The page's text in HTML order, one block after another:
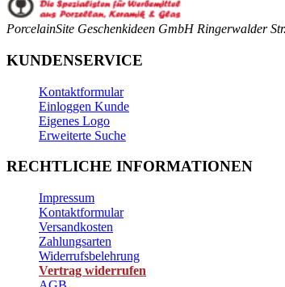
PorcelainSite Geschenkideen GmbH Ringerwalder
KUNDENSERVICE
Kontaktformular
Einloggen Kunde
Eigenes Logo
Erweiterte Suche
RECHTLICHE INFORMATIONEN
Impressum
Kontaktformular
Versandkosten
Zahlungsarten
Widerrufsbelehrung
Vertrag widerrufen